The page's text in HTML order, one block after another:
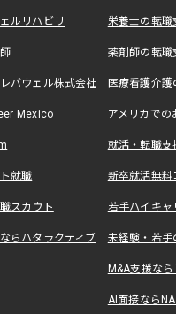
ルリハビリ 栄養士の転
薬剤師の転
バウェル株式会社 医療看護介
Mexico アメリカで
就活・転職
就職 新卒就活無料
スカウト 若手ハイキ
らハタラクティブ 未経験・若手
M&A支援な
AI面接なら